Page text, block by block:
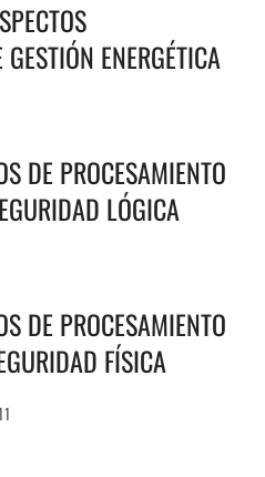
ENERGÉTICA
DE PROCESAMIENTO
LÓGICA
DE PROCESAMIENTO
FÍSICA